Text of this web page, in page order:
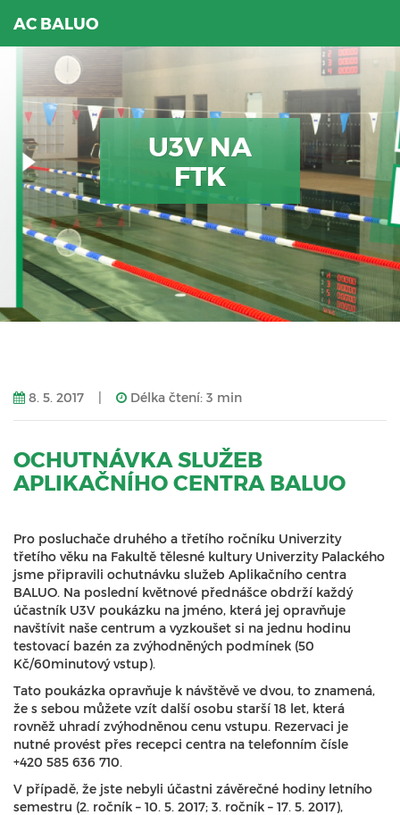
AC BALUO
U3V NA
FTK
8. 5. 2017 Délka čtení: 3 min
OCHUTNÁVKA SLUŽEB
APLIKAČNÍHO CENTRA BALUO
Pro posluchače druhého a třetího ročníku Univerzity
třetího věku na Fakultě tělesné kultury Univerzity Palackého
jsme připravili ochutnávku služeb Aplikačního centra
BALUO. Na poslední květnové přednášce obdrží každý
účastník U3V poukázku na jméno, která jej opravňuje
navštívit naše centrum a vyzkoušet si na jednu hodinu
testovací bazén za zvýhodněných podmínek (50
Kč/60minutový vstup).
Tato poukázka opravňuje k návštěvě ve dvou, to znamená,
že s sebou můžete vzít další osobu starší 18 let, která
rovněž uhradí zvýhodněnou cenu vstupu. Rezervaci je
nutné provést přes recepci centra na telefonním čísle
+420 585 636 710.
V případě, že jste nebyli účastni závěrečné hodiny letního
semestru (2. ročník – 10. 5. 2017; 3. ročník – 17. 5. 2017),